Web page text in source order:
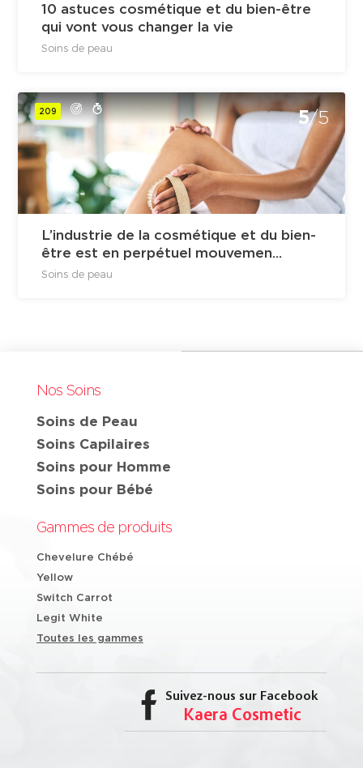
10 astuces cosmétique et du bien-être
qui vont vous changer la vie
Soins de peau
209 5/5
L’industrie de la cosmétique et du bien-
être est en perpétuel mouvemen...
Soins de peau
Nos Soins
Soins de Peau
Soins Capilaires
Soins pour Homme
Soins pour Bébé
Gammes de produits
Chevelure Chébé
Yellow
Switch Carrot
Legit White
Toutes les gammes
Suivez-nous sur Facebook
Kaera Cosmetic